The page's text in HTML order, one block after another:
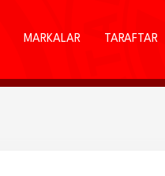
MARKALAR TARAFTAR